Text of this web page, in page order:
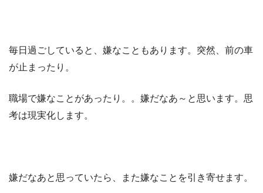
毎日過ごしていると、嫌なこともあります。突然、前の車
が止まったり。
職場で嫌なことがあったり。。嫌だなあ～と思います。思
考は現実化します。
嫌だなあと思っていたら、また嫌なことを引き寄せます。